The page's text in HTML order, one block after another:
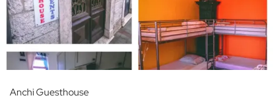
Anchi Guesthouse